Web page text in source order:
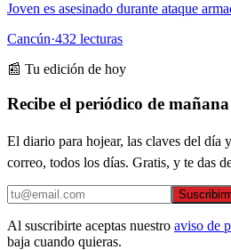
Joven es asesinado durante ataque
Cancún·432 lecturas
📰 Tu edición de hoy
Recibe el periódico de
El diario para hojear, las claves del
correo, todos los días. Gratis, y te das
Al suscribirte aceptas nuestro aviso de
baja cuando quieras.